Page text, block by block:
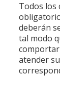
Todos los
deberán
tal modo
atender